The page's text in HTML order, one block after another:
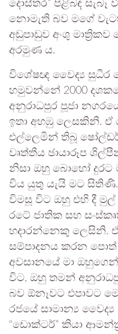
දොස්තර” පිළිබඳ
නොමැති බව මගේ
අඩුපාඩුව අංශු
අරමුණ ය.
විශේෂඥ වෛද්‍ය සුධීර
හමුවන්නේ 2000
අනුරාධපුර පූජා
ඉතා අහඹු ලෙසකිනි.
එල්ලෙමින් තිබූ ෂෝල්ඩර්
වෘත්තීය ඡායාරූප
නිසා ඔහු බොහෝ දුරට
විය යුතු යැයි මට
විමසූ විට ඔහු එහි දී
රටේ ජාතික සහ
හදාරන්නෙකු ලෙසිනි.
සම්පාදනය කරන පොත්
අවසානයේ මා
විට, ඔහු තමන්
බව ඕනෑවට එපාවට
රජයේ සාමාන්‍ය
“ඩොක්ටර්” කියා